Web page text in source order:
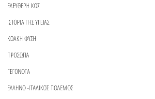
ΕΛΕΥΘΕΡΗ ΚΩΣ
ΙΣΤΟΡΙΑ ΤΗΣ ΥΓΕΙΑΣ
ΚΩΑΚΗ ΦΥΣΗ
ΠΡΟΣΩΠΑ
ΓΕΓΟΝΟΤΑ
ΕΛΛΗΝΟ -ΙΤΑΛΙΚΟΣ ΠΟΛΕΜΟΣ